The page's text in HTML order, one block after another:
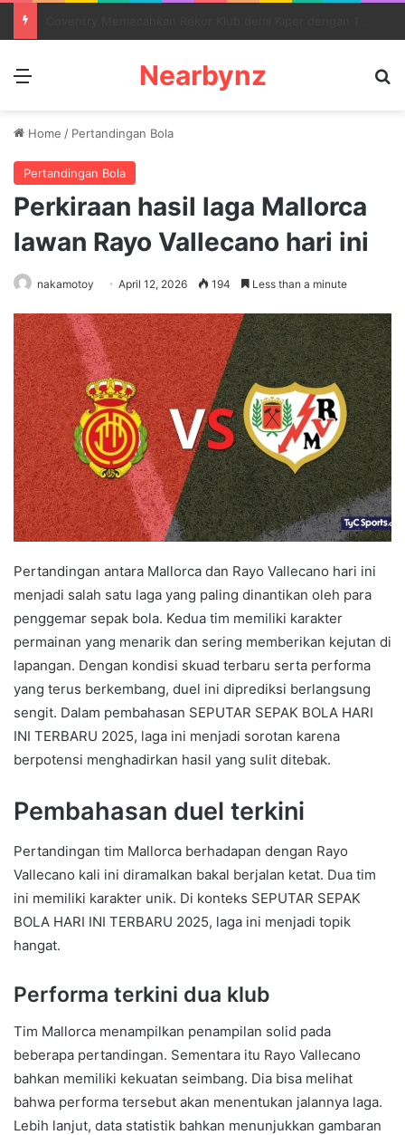
Nearbynz
Home / Pertandingan Bola
Pertandingan Bola
Perkiraan hasil laga Mallorca
lawan Rayo Vallecano hari ini
nakamotoy April 12, 2026 194 Less than a minute
Pertandingan antara Mallorca dan Rayo Vallecano hari ini
menjadi salah satu laga yang paling dinantikan oleh para
penggemar sepak bola. Kedua tim memiliki karakter
permainan yang menarik dan sering memberikan kejutan di
lapangan. Dengan kondisi skuad terbaru serta performa
yang terus berkembang, duel ini diprediksi berlangsung
sengit. Dalam pembahasan SEPUTAR SEPAK BOLA HARI
INI TERBARU 2025, laga ini menjadi sorotan karena
berpotensi menghadirkan hasil yang sulit ditebak.
Pembahasan duel terkini
Pertandingan tim Mallorca berhadapan dengan Rayo
Vallecano kali ini diramalkan bakal berjalan ketat. Dua tim
ini memiliki karakter unik. Di konteks SEPUTAR SEPAK
BOLA HARI INI TERBARU 2025, laga ini menjadi topik
hangat.
Performa terkini dua klub
Tim Mallorca menampilkan penampilan solid pada
beberapa pertandingan. Sementara itu Rayo Vallecano
bahkan memiliki kekuatan seimbang. Dia bisa melihat
bahwa performa tersebut akan menentukan jalannya laga.
Lebih lanjut, data statistik bahkan menunjukkan gambaran